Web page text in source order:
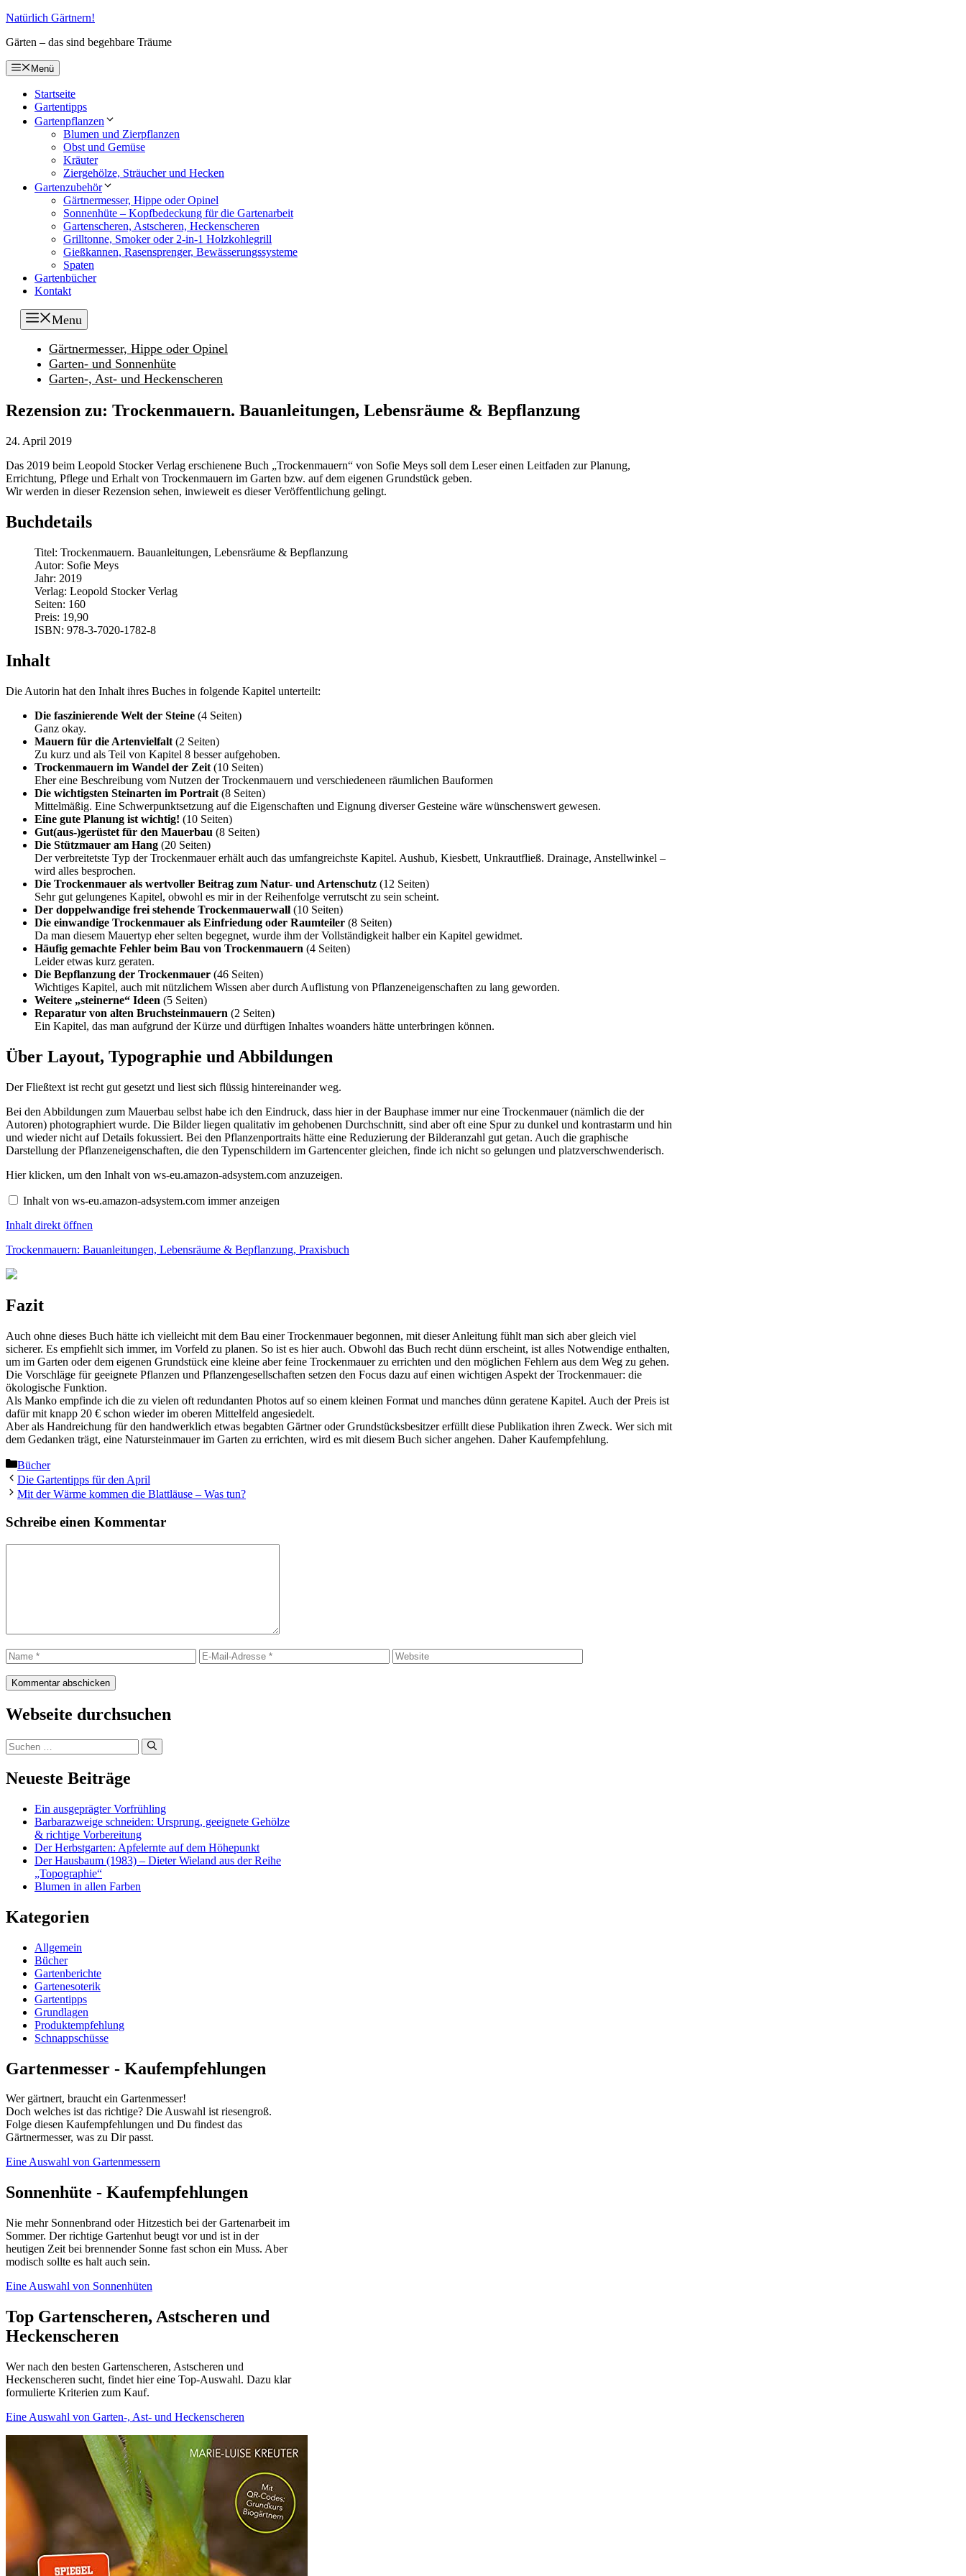
Zum
springen
Natürlich Gärtnern!
Gärten – das sind begehbare Träume
Menü
Startseite
Gartentipps
Gartenpflanzen
Blumen und Zierpflanzen
Obst und Gemüse
Kräuter
Ziergehölze, Sträucher und Hecken
Gartenzubehör
Gärtnermesser, Hippe oder Opinel
Sonnenhüte – Kopfbedeckung für die Gartenarbeit
Gartenscheren, Astscheren, Heckenscheren
Grilltonne, Smoker oder 2-in-1 Holzkohlegrill
Gießkannen, Rasensprenger, Bewässerungssysteme
Spaten
Gartenbücher
Kontakt
Menu
Gärtnermesser, Hippe oder Opinel
Garten- und Sonnenhüte
Garten-, Ast- und Heckenscheren
Rezension zu: Trockenmauern. Bauanleitungen, Lebensräume & Bepflanzung
24. April 2019
Das 2019 beim Leopold Stocker Verlag erschienene Buch „Trockenmauern“ von Sofie Meys soll dem Leser einen Leitfaden zur Planung,
Errichtung, Pflege und Erhalt von Trockenmauern im Garten bzw. auf dem eigenen Grundstück geben.
Wir werden in dieser Rezension sehen, inwieweit es dieser Veröffentlichung gelingt.
Buchdetails
Titel: Trockenmauern. Bauanleitungen, Lebensräume & Bepflanzung
Autor: Sofie Meys
Jahr: 2019
Verlag: Leopold Stocker Verlag
Seiten: 160
Preis: 19,90
ISBN: 978-3-7020-1782-8
Inhalt
Die Autorin hat den Inhalt ihres Buches in folgende Kapitel unterteilt:
Die faszinierende Welt der Steine (4 Seiten)
Ganz okay.
Mauern für die Artenvielfalt (2 Seiten)
Zu kurz und als Teil von Kapitel 8 besser aufgehoben.
Trockenmauern im Wandel der Zeit (10 Seiten)
Eher eine Beschreibung vom Nutzen der Trockenmauern und verschiedeneen räumlichen Bauformen
Die wichtigsten Steinarten im Portrait (8 Seiten)
Mittelmäßig. Eine Schwerpunktsetzung auf die Eigenschaften und Eignung diverser Gesteine wäre wünschenswert gewesen.
Eine gute Planung ist wichtig! (10 Seiten)
Gut(aus-)gerüstet für den Mauerbau (8 Seiten)
Die Stützmauer am Hang (20 Seiten)
Der verbreitetste Typ der Trockenmauer erhält auch das umfangreichste Kapitel. Aushub, Kiesbett, Unkrautfließ. Drainage, Anstellwinkel –
wird alles besprochen.
Die Trockenmauer als wertvoller Beitrag zum Natur- und Artenschutz (12 Seiten)
Sehr gut gelungenes Kapitel, obwohl es mir in der Reihenfolge verrutscht zu sein scheint.
Der doppelwandige frei stehende Trockenmauerwall (10 Seiten)
Die einwandige Trockenmauer als Einfriedung oder Raumteiler (8 Seiten)
Da man diesem Mauertyp eher selten begegnet, wurde ihm der Vollständigkeit halber ein Kapitel gewidmet.
Häufig gemachte Fehler beim Bau von Trockenmauern (4 Seiten)
Leider etwas kurz geraten.
Die Bepflanzung der Trockenmauer (46 Seiten)
Wichtiges Kapitel, auch mit nützlichem Wissen aber durch Auflistung von Pflanzeneigenschaften zu lang geworden.
Weitere „steinerne“ Ideen (5 Seiten)
Reparatur von alten Bruchsteinmauern (2 Seiten)
Ein Kapitel, das man aufgrund der Kürze und dürftigen Inhaltes woanders hätte unterbringen können.
Über Layout, Typographie und Abbildungen
Der Fließtext ist recht gut gesetzt und liest sich flüssig hintereinander weg.
Bei den Abbildungen zum Mauerbau selbst habe ich den Eindruck, dass hier in der Bauphase immer nur eine Trockenmauer (nämlich die der
Autoren) photographiert wurde. Die Bilder liegen qualitativ im gehobenen Durchschnitt, sind aber oft eine Spur zu dunkel und kontrastarm und hin
und wieder nicht auf Details fokussiert. Bei den Pflanzenportraits hätte eine Reduzierung der Bilderanzahl gut getan. Auch die graphische
Darstellung der Pflanzeneigenschaften, die den Typenschildern im Gartencenter gleichen, finde ich nicht so gelungen und platzverschwenderisch.
Inhalt
ws-
eu.amazon-
anzeigen
Hier klicken, um den Inhalt von ws-eu.amazon-adsystem.com anzuzeigen.
Inhalt von ws-eu.amazon-adsystem.com immer anzeigen
Inhalt direkt öffnen
Trockenmauern: Bauanleitungen, Lebensräume & Bepflanzung, Praxisbuch
Fazit
Auch ohne dieses Buch hätte ich vielleicht mit dem Bau einer Trockenmauer begonnen, mit dieser Anleitung fühlt man sich aber gleich viel
sicherer. Es empfiehlt sich immer, im Vorfeld zu planen. So ist es hier auch. Obwohl das Buch recht dünn erscheint, ist alles Notwendige enthalten,
um im Garten oder dem eigenen Grundstück eine kleine aber feine Trockenmauer zu errichten und den möglichen Fehlern aus dem Weg zu gehen.
Die Vorschläge für geeignete Pflanzen und Pflanzengesellschaften setzen den Focus dazu auf einen wichtigen Aspekt der Trockenmauer: die
ökologische Funktion.
Als Manko empfinde ich die zu vielen oft redundanten Photos auf so einem kleinen Format und manches dünn geratene Kapitel. Auch der Preis ist
dafür mit knapp 20 € schon wieder im oberen Mittelfeld angesiedelt.
Aber als Handreichung für den handwerklich etwas begabten Gärtner oder Grundstücksbesitzer erfüllt diese Publikation ihren Zweck. Wer sich mit
dem Gedanken trägt, eine Natursteinmauer im Garten zu errichten, wird es mit diesem Buch sicher angehen. Daher Kaufempfehlung.
Kategorien
Bücher
Die Gartentipps für den April
Mit der Wärme kommen die Blattläuse – Was tun?
Schreibe einen Kommentar
Name
E-
Mail-
Website
Webseite durchsuchen
Suchen
nach:
Neueste Beiträge
Ein ausgeprägter Vorfrühling
Barbarazweige schneiden: Ursprung, geeignete Gehölze
& richtige Vorbereitung
Der Herbstgarten: Apfelernte auf dem Höhepunkt
Der Hausbaum (1983) – Dieter Wieland aus der Reihe
„Topographie“
Blumen in allen Farben
Kategorien
Allgemein
Bücher
Gartenberichte
Gartenesoterik
Gartentipps
Grundlagen
Produktempfehlung
Schnappschüsse
Gartenmesser - Kaufempfehlungen
Wer gärtnert, braucht ein Gartenmesser!
Doch welches ist das richtige? Die Auswahl ist riesengroß.
Folge diesen Kaufempfehlungen und Du findest das
Gärtnermesser, was zu Dir passt.
Eine Auswahl von Gartenmessern
Sonnenhüte - Kaufempfehlungen
Nie mehr Sonnenbrand oder Hitzestich bei der Gartenarbeit im
Sommer. Der richtige Gartenhut beugt vor und ist in der
heutigen Zeit bei brennender Sonne fast schon ein Muss. Aber
modisch sollte es halt auch sein.
Eine Auswahl von Sonnenhüten
Top Gartenscheren, Astscheren und
Heckenscheren
Wer nach den besten Gartenscheren, Astscheren und
Heckenscheren sucht, findet hier eine Top-Auswahl. Dazu klar
formulierte Kriterien zum Kauf.
Eine Auswahl von Garten-, Ast- und Heckenscheren